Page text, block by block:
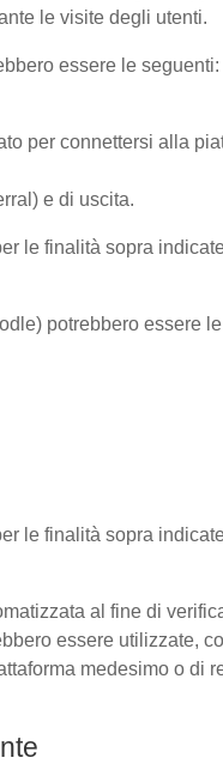
le visite degli utenti.
essere le seguenti:
per connettersi alla
e di uscita.
le finalità sopra
potrebbero essere
le finalità sopra
al fine di
essere utilizzate,
medesimo o di